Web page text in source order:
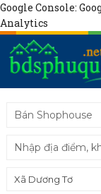
Google Console:
Analytics
Bán Shophouse